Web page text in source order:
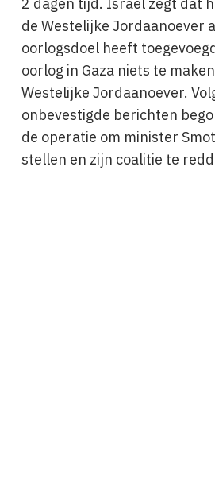
de Westelijke Jordaanoever
oorlogsdoel heeft
oorlog in Gaza niets te
Westelijke Jordaanoever.
onbevestigde berichten
de operatie om minister
stellen en zijn coalitie te